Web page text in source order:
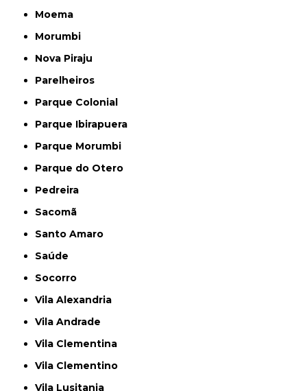
Moema
Morumbi
Nova Piraju
Parelheiros
Parque Colonial
Parque Ibirapuera
Parque Morumbi
Parque do Otero
Pedreira
Sacomã
Santo Amaro
Saúde
Socorro
Vila Alexandria
Vila Andrade
Vila Clementina
Vila Clementino
Vila Lusitania